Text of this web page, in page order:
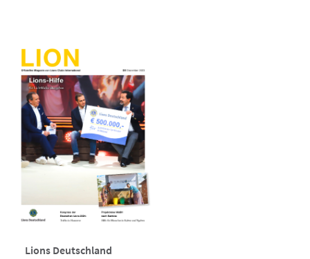
Lions Deutschland